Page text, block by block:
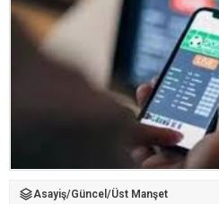
Asayiş/Güncel /Üst Manşet